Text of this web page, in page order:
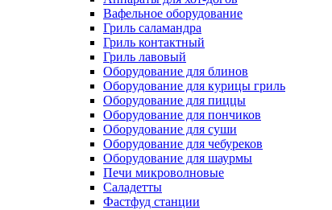
Вафельное оборудование
Гриль саламандра
Гриль контактный
Гриль лавовый
Оборудование для блинов
Оборудование для курицы гриль
Оборудование для пиццы
Оборудование для пончиков
Оборудование для суши
Оборудование для чебуреков
Оборудование для шаурмы
Печи микроволновые
Саладетты
Фастфуд станции